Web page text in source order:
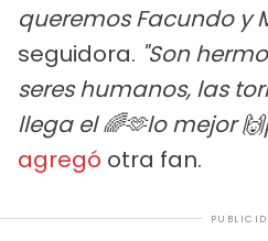
queremos Facundo y
seguidora. "Son
seres humanos, las
llega el 🌈🫶lo mejor
agregó otra fan.